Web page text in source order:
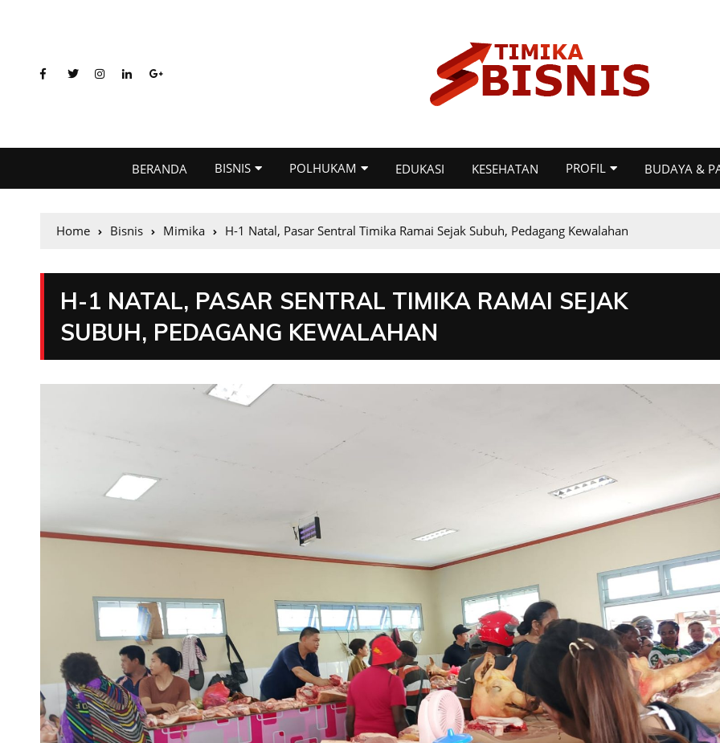
BERANDA BISNIS POLHUKAM EDUKASI KESEHATAN PROFIL BUDAYA &
Home Bisnis Mimika H-1 Natal, Pasar Sentral Timika Ramai Sejak Subuh, Pedagang Kewalahan
H-1 NATAL, PASAR SENTRAL TIMIKA RAMAI SEJAK
SUBUH, PEDAGANG KEWALAHAN